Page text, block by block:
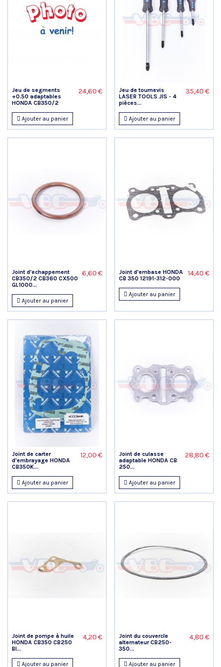
Jeu de segments
+0.50 adaptables
HONDA CB350/2
24,60 €
Ajouter au panier
Jeu de tournevis
LASER TOOLS JIS - 4
pièces...
35,40 €
Ajouter au panier
Joint d'echappement
CB350/2 CB360 CX500
GL1000...
6,60 €
Ajouter au panier
Joint d'embase HONDA
CB 350 12191-312-000
14,40 €
Ajouter au panier
Joint de carter
d'embrayage HONDA
CB350K...
12,00 €
Ajouter au panier
Joint de culasse
adaptable HONDA CB
250...
28,80 €
Ajouter au panier
Joint de pompe à huile
HONDA CB350 CB250
BI...
4,20 €
Ajouter au panier
Joint du couvercle
alternateur CB250-
350...
4,80 €
Ajouter au panier